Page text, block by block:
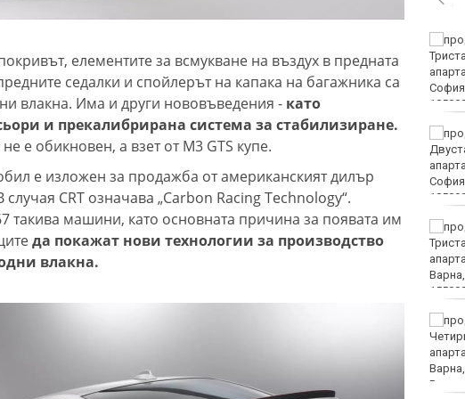
елементите за всмукване на въздух в предната
седалки и спойлерът на капака на багажника са
влакна. Има и други нововъведения - като
и прекалибрирана система за стабилизиране.
е обикновен, а взет от M3 GTS купе.
е изложен за продажба от американският дилър
CRT означава „Carbon Racing Technology“.
такива машини, като основната причина за появата им
да покажат нови технологии за производство
влакна.
затлъстяване сред
учениците във
Варненско
Временно са
преустановени
услуги в КАТ - Варна и
Трето РУ
Сред еврейските
младежи в Банско